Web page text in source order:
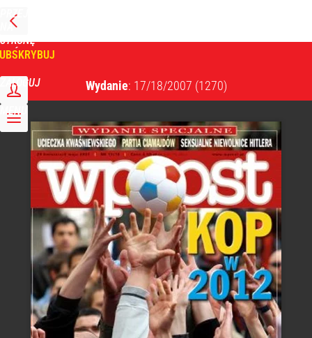
PRZEJDŹ
NA
STRONĘ
GŁÓWNĄ
ZALOGUJ
MENU
Wydanie: 17/18/2007 (1270)